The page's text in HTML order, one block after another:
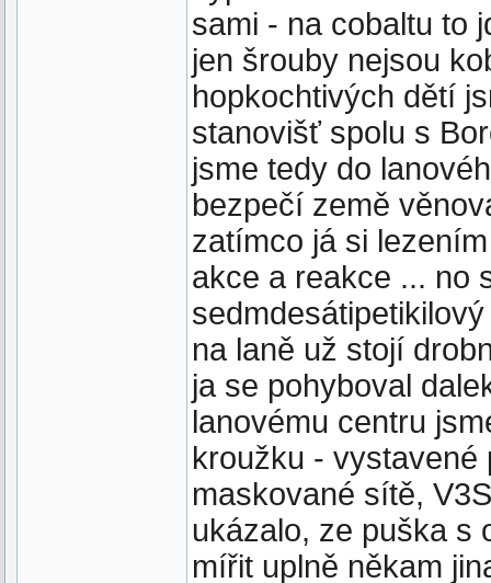
sami - na cobaltu to
jen šrouby nejsou
hopkochtivých dětí
stanovišť spolu s
jsme tedy do
bezpečí země
zatímco já si
akce a reakce ... no
na laně už stojí
ja se pohyboval
lanovému centru
kroužku - vystavené
maskované sítě,
ukázalo, ze puška s
mířit uplně někam